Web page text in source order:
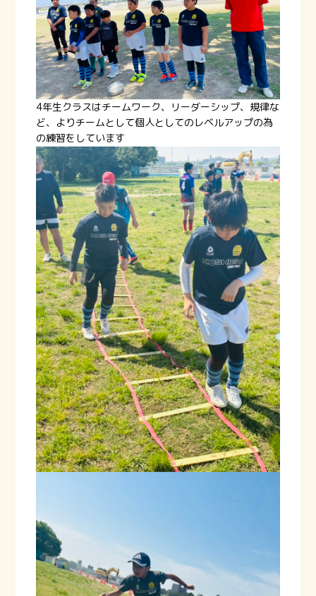
4年生クラスはチームワーク、リーダーシップ、規律な
ど、よりチームとして個人としてのレベルアップの為
の練習をしています